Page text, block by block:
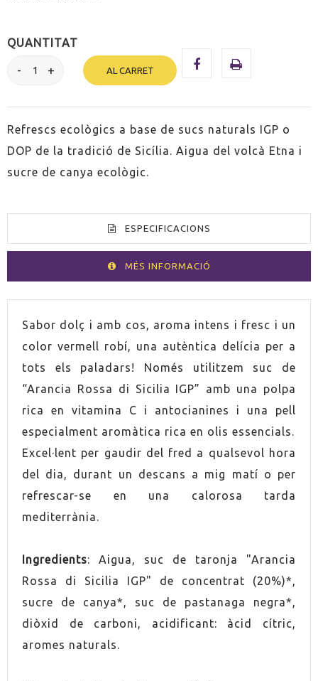
QUANTITAT
AL CARRET
Refrescs ecològics a base de sucs naturals IGP o
DOP de la tradició de Sicília. Aigua del volcà Etna i
sucre de canya ecològic.
ESPECIFICACIONS
MÉS INFORMACIÓ
VOLUM 27,5cl
PRODUCTE VEGÀ Sí
PRODUCTE ECOLÒGIC Sí
ELABORACIÓ Ecològic
ELABORACIÓ
Sabor dolç i amb cos, aroma intens i fresc i un
color vermell robí, una autèntica delícia per a
tots els paladars! Només utilitzem suc de
“Arancia Rossa di Sicilia IGP” amb una polpa
rica en vitamina C i antocianines i una pell
especialment aromàtica rica en olis essencials.
Excel·lent per gaudir del fred a qualsevol hora
del dia, durant un descans a mig matí o per
refrescar-se en una calorosa tarda
mediterrània.
Ingredients: Aigua, suc de taronja "Arancia
Rossa di Sicilia IGP" de concentrat (20%)*,
sucre de canya*, suc de pastanaga negra*,
diòxid de carboni, acidificant: àcid cítric,
aromes naturals.